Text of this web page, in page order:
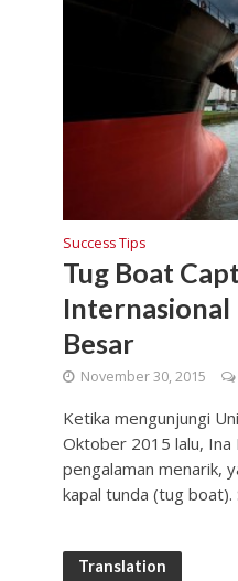
Success Tips
Tug Boat
Internasional
Besar
November 30, 2015
Ketika mengunjungi
Oktober 2015 lalu, Ina
pengalaman menarik,
kapal tunda (tug boat).
Translation